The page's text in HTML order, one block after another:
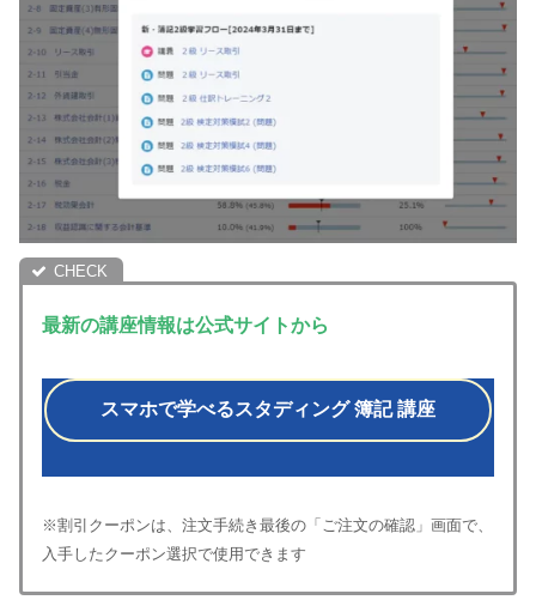
最新の講座情報は公式サイトから
スマホで学べるスタディング 簿記 講座
※割引クーポンは、注文手続き最後の「ご注文の確認」画面で、
入手したクーポン選択で使用できます